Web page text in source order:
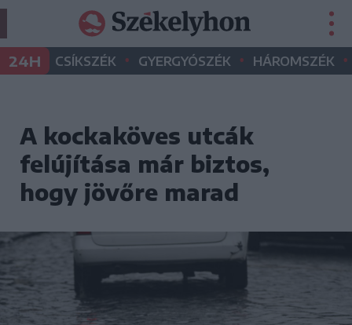
24H CSÍKSZÉK • GYERGYÓSZÉK • HÁROMSZÉK •
A kockaköves utcák
felújítása már biztos,
hogy jövőre marad